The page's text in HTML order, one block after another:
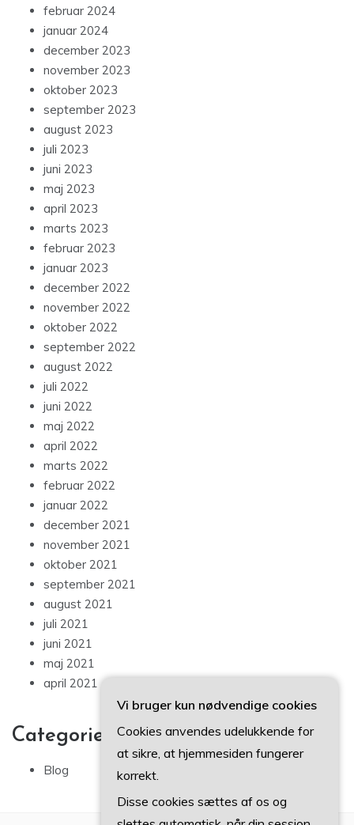
februar 2024
januar 2024
december 2023
november 2023
oktober 2023
september 2023
august 2023
juli 2023
juni 2023
maj 2023
april 2023
marts 2023
februar 2023
januar 2023
december 2022
november 2022
oktober 2022
september 2022
august 2022
juli 2022
juni 2022
maj 2022
april 2022
marts 2022
februar 2022
januar 2022
december 2021
november 2021
oktober 2021
september 2021
august 2021
juli 2021
juni 2021
maj 2021
april 2021
Categories
Blog
Vi bruger kun nødvendige cookies
Cookies anvendes udelukkende for
at sikre, at hjemmesiden fungerer
korrekt.
Disse cookies sættes af os og